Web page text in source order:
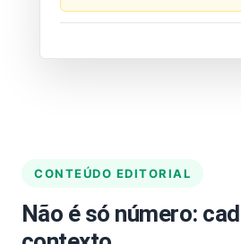
CONTEÚDO EDITORIAL
Não é só número: